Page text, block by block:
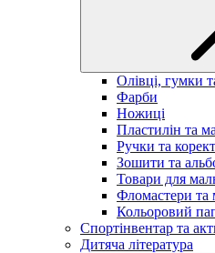
Олівці, гумки
Фарби
Ножиці
Пластилін та
Ручки та
Зошити та
Товари для
Фломастери та
Кольоровий
Спортінвентар та
Дитяча література